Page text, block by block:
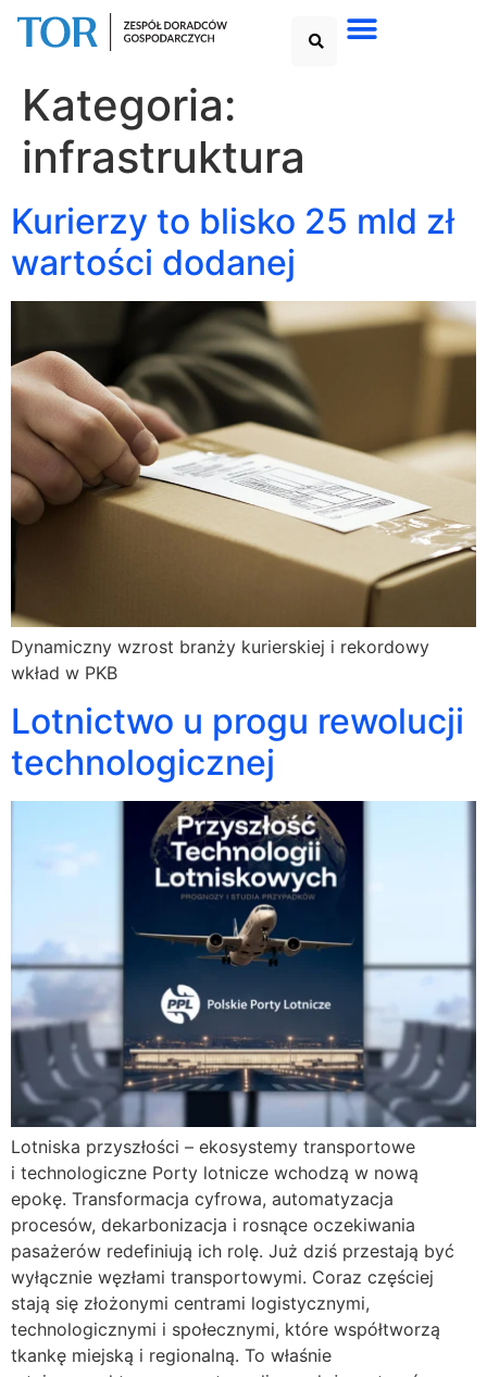
Kategoria:
infrastruktura
Kurierzy to blisko 25 mld zł
wartości dodanej
Dynamiczny wzrost branży kurierskiej i rekordowy
wkład w PKB
Lotnictwo u progu rewolucji
technologicznej
Lotniska przyszłości – ekosystemy transportowe
i technologiczne Porty lotnicze wchodzą w nową
epokę. Transformacja cyfrowa, automatyzacja
procesów, dekarbonizacja i rosnące oczekiwania
pasażerów redefiniują ich rolę. Już dziś przestają być
wyłącznie węzłami transportowymi. Coraz częściej
stają się złożonymi centrami logistycznymi,
technologicznymi i społecznymi, które współtworzą
tkankę miejską i regionalną. To właśnie